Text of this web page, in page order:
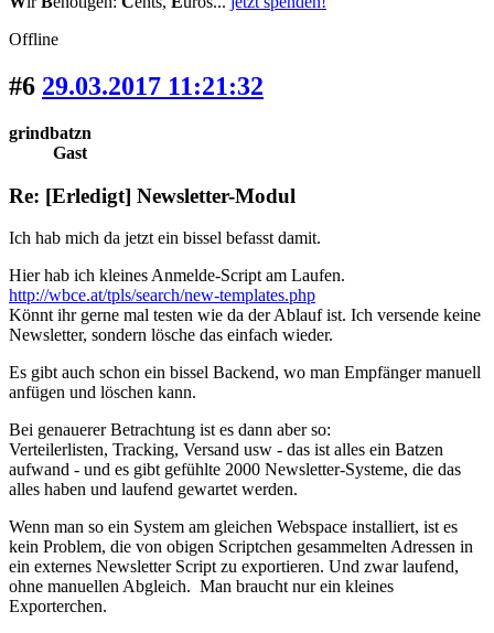
Offline
#6 29.03.2017 11:21:32
grindbatzn
Gast
Re: [Erledigt] Newsletter-Modul
Ich hab mich da jetzt ein bissel befasst damit.
Hier hab ich kleines Anmelde-Script am Laufen.
http://wbce.at/tpls/search/new-templates.php
Könnt ihr gerne mal testen wie da der Ablauf ist. Ich versende keine
Newsletter, sondern lösche das einfach wieder.
Es gibt auch schon ein bissel Backend, wo man Empfänger manuell
anfügen und löschen kann.
Bei genauerer Betrachtung ist es dann aber so:
Verteilerlisten, Tracking, Versand usw - das ist alles ein Batzen
aufwand - und es gibt gefühlte 2000 Newsletter-Systeme, die das
alles haben und laufend gewartet werden.
Wenn man so ein System am gleichen Webspace installiert, ist es
kein Problem, die von obigen Scriptchen gesammelten Adressen in
ein externes Newsletter Script zu exportieren. Und zwar laufend,
ohne manuellen Abgleich. Man braucht nur ein kleines
Exporterchen.